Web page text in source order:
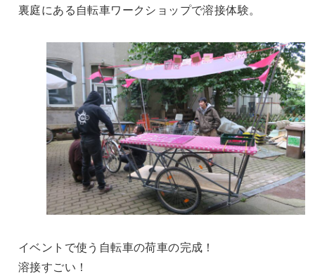
裏庭にある自転車ワークショップで溶接体験。
イベントで使う自転車の荷車の完成！
溶接すごい！